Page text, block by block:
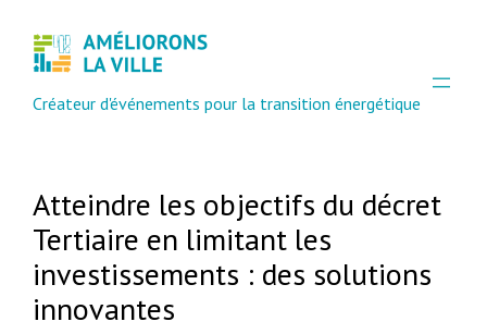
Créateur d'événements pour la transition énergétique
Atteindre les objectifs du décret
Tertiaire en limitant les
investissements : des solutions
innovantes